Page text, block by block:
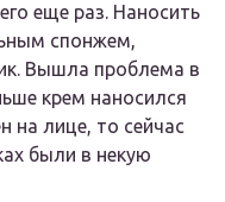
еще раз. Наносить
спонжем,
Вышла проблема в
крем наносился
на лице, то сейчас
были в некую